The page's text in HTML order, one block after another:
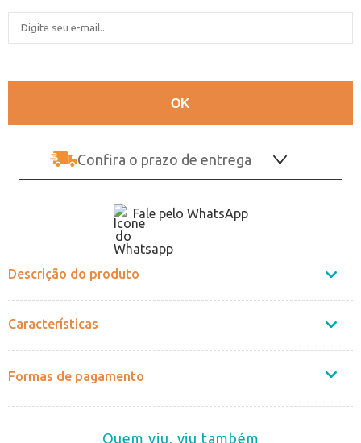
Confira o prazo de entrega
Fale pelo WhatsApp
Descrição do produto
Características
Formas de pagamento
Quem viu, viu também